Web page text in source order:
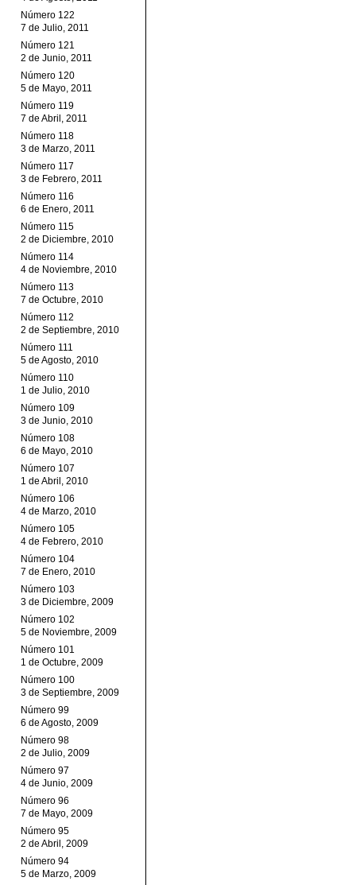
Número 122
7 de Julio, 2011
Número 121
2 de Junio, 2011
Número 120
5 de Mayo, 2011
Número 119
7 de Abril, 2011
Número 118
3 de Marzo, 2011
Número 117
3 de Febrero, 2011
Número 116
6 de Enero, 2011
Número 115
2 de Diciembre, 2010
Número 114
4 de Noviembre, 2010
Número 113
7 de Octubre, 2010
Número 112
2 de Septiembre, 2010
Número 111
5 de Agosto, 2010
Número 110
1 de Julio, 2010
Número 109
3 de Junio, 2010
Número 108
6 de Mayo, 2010
Número 107
1 de Abril, 2010
Número 106
4 de Marzo, 2010
Número 105
4 de Febrero, 2010
Número 104
7 de Enero, 2010
Número 103
3 de Diciembre, 2009
Número 102
5 de Noviembre, 2009
Número 101
1 de Octubre, 2009
Número 100
3 de Septiembre, 2009
Número 99
6 de Agosto, 2009
Número 98
2 de Julio, 2009
Número 97
4 de Junio, 2009
Número 96
7 de Mayo, 2009
Número 95
2 de Abril, 2009
Número 94
5 de Marzo, 2009